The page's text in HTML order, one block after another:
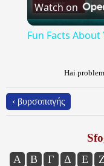
Watch on
Fun Facts
Hai
‹ βυρσοπαγής
Α Β Γ Δ Ε Ζ